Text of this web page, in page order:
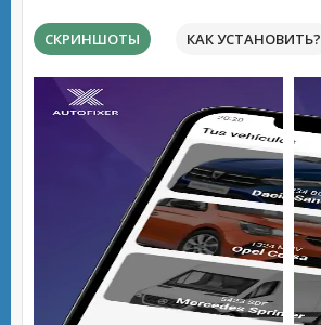
СКРИНШОТЫ КАК УСТАНОВИТЬ?